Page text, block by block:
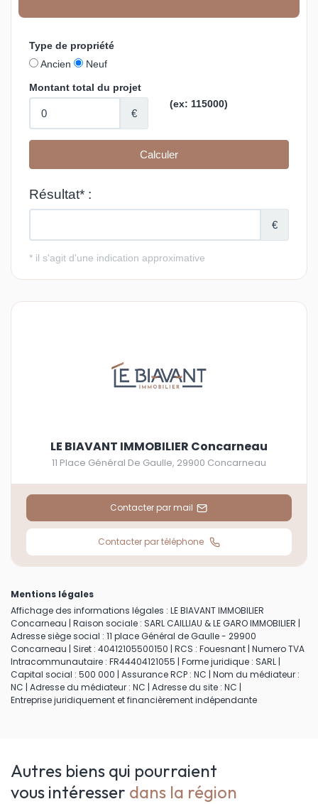
LE BIAVANT IMMOBILIER Concarneau
11 Place Général De Gaulle, 29900 Concarneau
Contacter par mail
Contacter par téléphone
Mentions légales
Affichage des informations légales : LE BIAVANT IMMOBILIER
Concarneau | Raison sociale : SARL CAILLIAU & LE GARO IMMOBILIER |
Adresse siège social : 11 place Général de Gaulle - 29900
Concarneau | Siret : 40412105500150 | RCS : Fouesnant | Numero TVA
Intracommunautaire : FR44404121055 | Forme juridique : SARL |
Capital social : 500 000 | Assurance RCP : NC | Nom du médiateur :
NC | Adresse du médiateur : NC | Adresse du site : NC |
Entreprise juridiquement et financièrement indépendante
Autres biens qui pourraient
vous intéresser dans la région